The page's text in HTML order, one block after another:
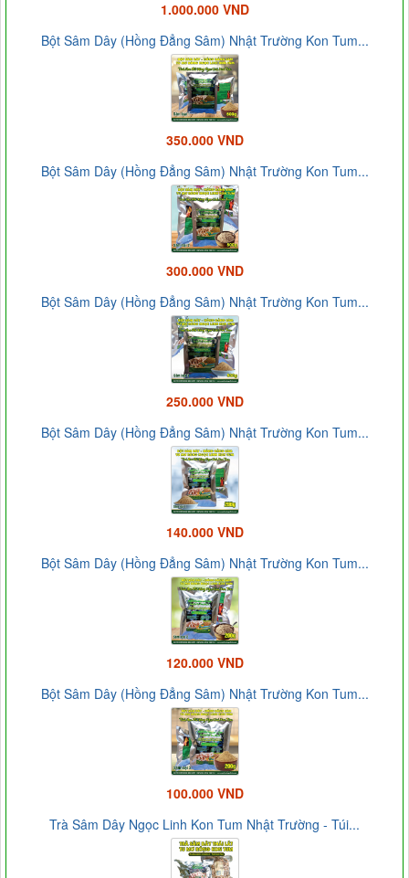
1.000.000 VND
Bột Sâm Dây (Hồng Đẳng Sâm) Nhật Trường Kon Tum...
350.000 VND
Bột Sâm Dây (Hồng Đẳng Sâm) Nhật Trường Kon Tum...
300.000 VND
Bột Sâm Dây (Hồng Đẳng Sâm) Nhật Trường Kon Tum...
250.000 VND
Bột Sâm Dây (Hồng Đẳng Sâm) Nhật Trường Kon Tum...
140.000 VND
Bột Sâm Dây (Hồng Đẳng Sâm) Nhật Trường Kon Tum...
120.000 VND
Bột Sâm Dây (Hồng Đẳng Sâm) Nhật Trường Kon Tum...
100.000 VND
Trà Sâm Dây Ngọc Linh Kon Tum Nhật Trường - Túi...